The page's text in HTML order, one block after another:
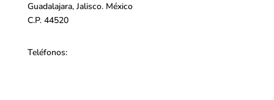
Guadalajara, Jalisco. México
C.P. 44520
Teléfonos: